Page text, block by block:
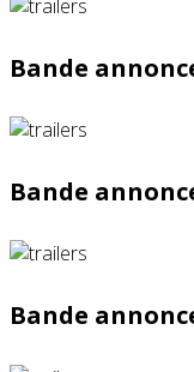
Bande
Bande
Bande